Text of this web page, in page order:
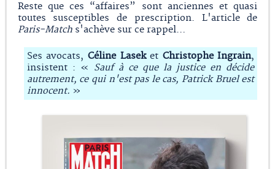
Reste que ces “affaires” sont anciennes et quasi
toutes susceptibles de prescription. L'article de
Paris-Matchs'achève sur ce rappel…
Ses avocats, Céline Laseket Christophe Ingrain,
insistent : « Sauf à ce que la justice en décide
autrement, ce qui n'est pas le cas, Patrick Bruel est
innocent. »